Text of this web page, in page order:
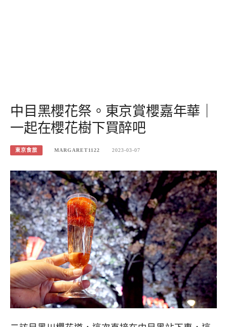
中目黑櫻花祭。東京賞櫻嘉年華｜
一起在櫻花樹下買醉吧
東京食旅 MARGARET1122 2023-03-07